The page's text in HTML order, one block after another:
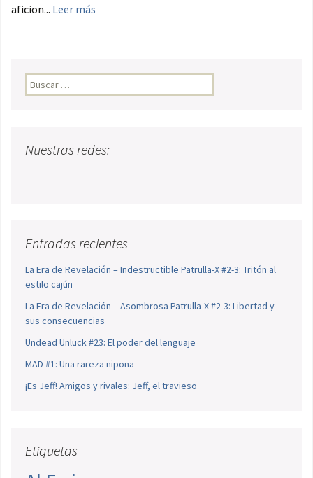
aficion... Leer más
Buscar:
Nuestras redes:
Entradas recientes
La Era de Revelación – Indestructible Patrulla-X #2-3: Tritón al
estilo cajún
La Era de Revelación – Asombrosa Patrulla-X #2-3: Libertad y
sus consecuencias
Undead Unluck #23: El poder del lenguaje
MAD #1: Una rareza nipona
¡Es Jeff! Amigos y rivales: Jeff, el travieso
Etiquetas